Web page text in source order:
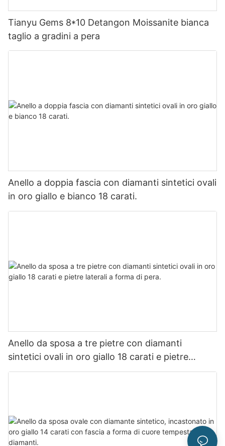
Tianyu Gems 8*10 Detangon Moissanite bianca
taglio a gradini a pera
Anello a doppia fascia con diamanti sintetici ovali
in oro giallo e bianco 18 carati.
Anello da sposa a tre pietre con diamanti
sintetici ovali in oro giallo 18 carati e pietre
laterali a forma di pera.